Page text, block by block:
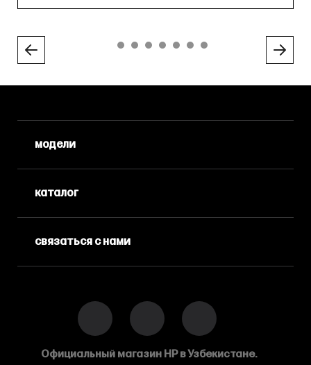
модели
каталог
связаться с нами
Официальный магазин HP в Узбекистане.